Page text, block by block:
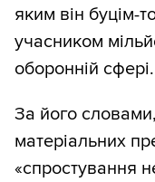
яким він буцім-
учасником
оборонній сфері.
За його
матеріальних
«спростування